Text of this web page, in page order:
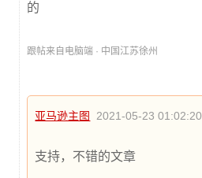
的
跟帖来自电脑端 · 中国江苏徐州
亚马逊主图 2021-05-23 01:02:20
支持，不错的文章